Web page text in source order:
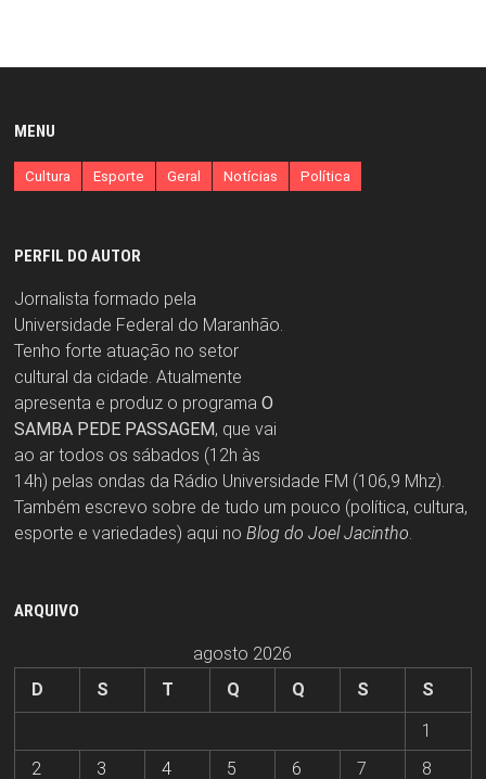
MENU
Cultura Esporte Geral Notícias Política
PERFIL DO AUTOR
Jornalista formado pela
Universidade Federal do Maranhão.
Tenho forte atuação no setor
cultural da cidade. Atualmente
apresenta e produz o programa O
SAMBA PEDE PASSAGEM, que vai
ao ar todos os sábados (12h às
14h) pelas ondas da Rádio Universidade FM (106,9 Mhz).
Também escrevo sobre de tudo um pouco (política, cultura,
esporte e variedades) aqui no Blog do Joel Jacintho.
ARQUIVO
agosto 2026
D
S T Q Q S
S
1
2
3 4 5 6 7 8